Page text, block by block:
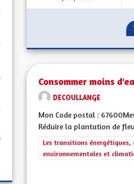
Consommer moins
DECOULLANGE
Mon Code postal :
Réduire la plantation de
Filtrer les résultats de la
Les transitions énergétiques,
environnementales et